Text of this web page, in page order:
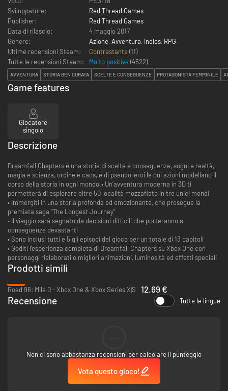
Sviluppatore:
Red Thread Games
Publisher:
Red Thread Games
Data di rilascio:
4 maggio 2017
Genere:
Azione, Avventura, Indies, RPG
Ultime recensioni Steam:
Contrastante (11)
Tutte le recensioni Steam:
Molto positiva (4522)
AVVENTURA STORIA BEN CURATA SCELTE E CONSEGUENZE PROTAGONISTA FEMMINILE
Game features
Giocatore
singolo
Descrizione
Dreamfall Chapters è una storia di scelte e conseguenze, sogni e realtà,
magia e scienza, ordine e caos, e di pseudo-eroi le cui azioni modellano il
corso della storia in ogni mondo.• Un’avventura moderna in 3D ti
permetterà di esplorare oltre 50 località mozzafiato in tre unici mondi
• Immergiti in una storia profonda ed emozionante, che prosegue la
premiata saga “The Longest Journey”
• Il viaggio sarà segnato da decisioni difficili che porteranno a
conseguenze devastanti
• Sono inclusi tutti e 5 gli episodi del gioco per un totale di 13 capitoli
• Goditi l’esperienza completa di Dreamfall Chapters su Xbox One con
personaggi rielaborati e migliori animazioni, luminosità ed effetti speciali
Prodotti simili
Road 96: Mile 0 - Xbox One & Xbox Series X|S
12.69 €
Recensione Tutte le lingue
Non ci sono abbastanza recensioni per calcolare il punteggio
Vota questo gioco!